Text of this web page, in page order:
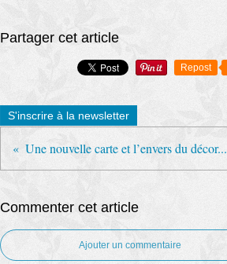
Partager cet article
Repost
S'inscrire à la newsletter
Une nouvelle carte et l’envers du décor...
Commenter cet article
Ajouter un commentaire